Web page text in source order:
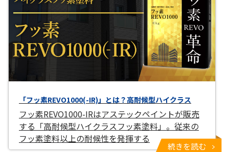
「フッ素REVO1000(-IR)」とは？高耐候型ハイクラス
フッ素REVO1000-IRはアステックペイントが販売
する「高耐候型ハイクラスフッ素塗料」。従来の
フッ素塗料以上の耐候性を発揮する
続きを読む